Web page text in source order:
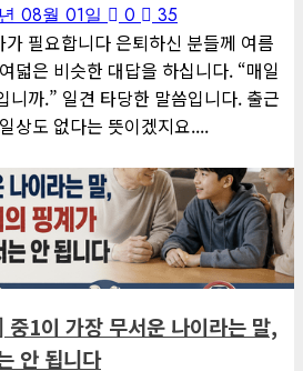
08월 01일 0 35
필요합니다 은퇴하신 분들께 여름
덟은 비슷한 대답을 하십니다. “매일
니까.” 일견 타당한 말씀입니다. 출근
상도 없다는 뜻이겠지요....
1이 가장 무서운 나이라는 말,
안 됩니다